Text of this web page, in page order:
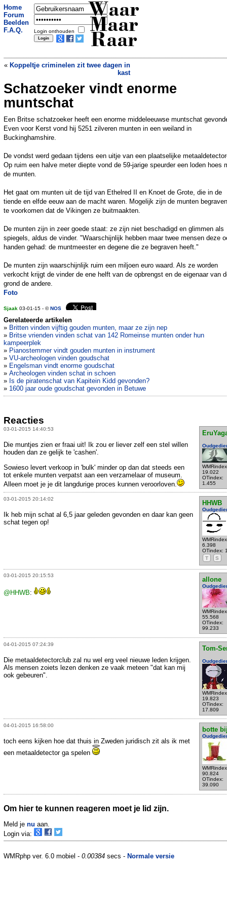
Home
Forum
Beelden
F.A.Q.
Login onthouden
Waar
Maar
Raar
« Koppeltje criminelen zit twee dagen in
kast
Operatie van 387 euro voor goudvis met
constipatie»
Schatzoeker vindt enorme
muntschat
Een Britse schatzoeker heeft een enorme middeleeuwse muntschat
Even voor Kerst vond hij 5251 zilveren munten in een weiland in
Buckinghamshire.
De vondst werd gedaan tijdens een uitje van een plaatselijke
Op ruim een halve meter diepte vond de 59-jarige speurder een loden hoes
de munten.
Het gaat om munten uit de tijd van Ethelred II en Knoet de Grote, die in de
tiende en elfde eeuw aan de macht waren. Mogelijk zijn de munten
te voorkomen dat de Vikingen ze buitmaakten.
De munten zijn in zeer goede staat: ze zijn niet beschadigd en glimmen als
spiegels, aldus de vinder. "Waarschijnlijk hebben maar twee mensen deze
handen gehad: de muntmeester en degene die ze begraven heeft."
De munten zijn waarschijnlijk ruim een miljoen euro waard. Als ze worden
verkocht krijgt de vinder de ene helft van de opbrengst en de eigenaar van
grond de andere.
Foto
Sjaak 03-01-15 - ©NOS
Gerelateerde artikelen
» Britten vinden vijftig gouden munten, maar ze zijn nep
» Britse vrienden vinden schat van 142 Romeinse munten onder hun
kampeerplek
» Pianostemmer vindt gouden munten in instrument
» VU-archeologen vinden goudschat
» Engelsman vindt enorme goudschat
» Archeologen vinden schat in schoen
» Is de piratenschat van Kapitein Kidd gevonden?
» 1600 jaar oude goudschat gevonden in Betuwe
Reacties
03-01-2015 14:40:53
19.022
OTindex:
1.455
Die muntjes zien er fraai uit! Ik zou er liever zelf een stel willen
houden dan ze gelijk te 'cashen'.
Sowieso levert verkoop in 'bulk' minder op dan dat steeds een
tot enkele munten verpatst aan een verzamelaar of museum.
Alleen moet je je dit langdurige proces kunnen veroorloven.
03-01-2015 20:14:02
HHWB
6.398
OTindex:
T
S
Ik heb mijn schat al 6,5 jaar geleden gevonden en daar kan geen
schat tegen op!
03-01-2015 20:15:53
allone
55.568
OTindex:
99.233
@HHWB:
04-01-2015 07:24:39
Tom-
19.823
OTindex:
17.809
Die metaaldetectorclub zal nu wel erg veel nieuwe leden krijgen.
Als mensen zoiets lezen denken ze vaak meteen "dat kan mij
ook gebeuren".
04-01-2015 16:58:00
botte
90.824
OTindex:
39.090
toch eens kijken hoe dat thuis in Zweden juridisch zit als ik met
een metaaldetector ga spelen
Om hier te kunnen reageren moet je lid zijn.
Meld je nu aan.
Login via:
WMRphp ver. 6.0 mobiel - 0.00384 secs - Normale versie